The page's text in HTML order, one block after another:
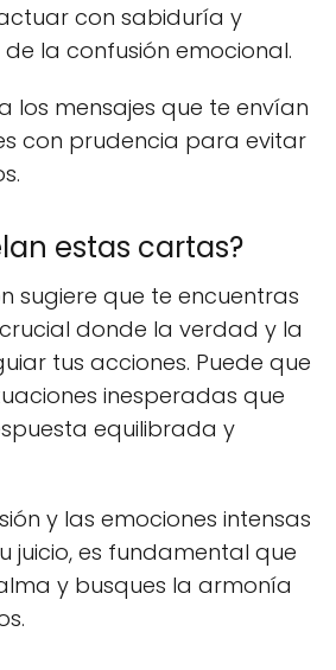
con sabiduría y
la confusión emocional.
los mensajes que te envían
con prudencia para evitar
estas cartas?
sugiere que te encuentras
donde la verdad y la
tus acciones. Puede que
inesperadas que
equilibrada y
y las emociones intensas
juicio, es fundamental que
y busques la armonía